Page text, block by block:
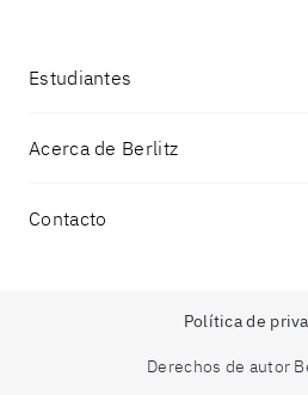
Estudiantes
Acerca de Berlitz
Contacto
Derechos de autor
Política de